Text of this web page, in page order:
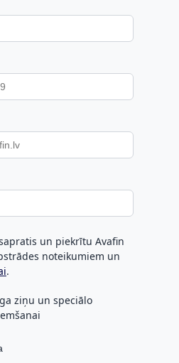
un piekrītu Avafin
noteikumiem un
.
ziņu un speciālo